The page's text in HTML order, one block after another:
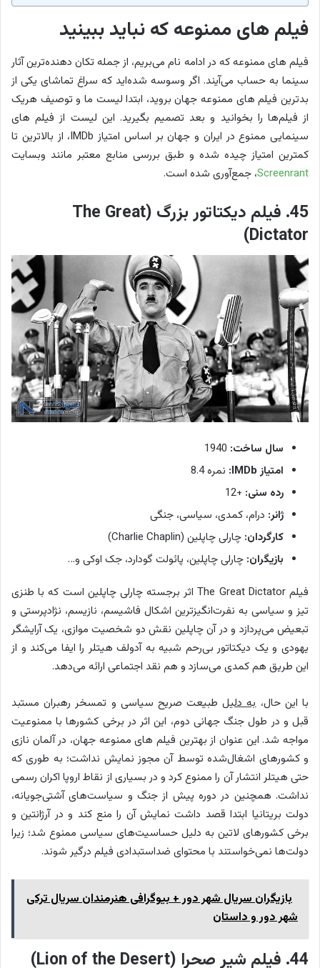
فیلم های ممنوعه که نباید ببینید
فیلم های ممنوعه که در ادامه نام می‌بریم، از جمله تکان دهنده‌ترین آثار
سینما به حساب می‌آیند. اگر وسوسه شده‌اید که سراغ تماشای یکی از
بدترین فیلم های ممنوعه جهان بروید، ابتدا لیست ما و توصیف هریک
از فیلم‌ها را بخوانید و بعد تصمیم بگیرید. این لیست از فیلم های
سینمایی ممنوع در ایران و جهان بر اساس امتیاز IMDb، از بالاترین تا
کمترین امتیاز چیده شده و طبق بررسی منابع معتبر مانند وبسایت
Screenrant، جمع‌آوری شده است.
45. فیلم دیکتاتور بزرگ (The Great
Dictator)
سال ساخت:
امتیاز IMDb:
نمره 8.4
رده سنی: +12
ژانر: درام، کمدی، سیاسی، جنگی
کارگردان: چارلی چاپلین (Charlie Chaplin)
بازیگران: چارلی چاپلین، پائولت گودارد، جک اوکی و…
فیلم The Great Dictator اثر برجسته چارلی چاپلین است که با طنزی
تیز و سیاسی به نفرت‌انگیزترین اشکال فاشیسم، نازیسم، نژادپرستی و
تبعیض می‌پردازد و در آن چاپلین نقش دو شخصیت موازی، یک آرایشگر
یهودی و یک دیکتاتور بی‌رحم شبیه به آدولف هیتلر را ایفا می‌کند و از
این طریق هم کمدی می‌سازد و هم نقد اجتماعی ارائه می‌دهد.
با این حال،به دلیلطبیعت صریح سیاسی و تمسخر رهبران مستبد
قبل و در طول جنگ جهانی دوم، این اثر در برخی کشورها با ممنوعیت
مواجه شد. این عنوان از بهترین فیلم های ممنوعه جهان، در آلمان نازی
و کشورهای اشغال‌شده توسط آن مجوز نمایش نداشت؛ به طوری که
حتی هیتلر انتشار آن را ممنوع کرد و در بسیاری از نقاط اروپا اکران رسمی
نداشت. همچنین در دوره پیش از جنگ و سیاست‌های آشتی‌جویانه،
دولت بریتانیا ابتدا قصد داشت نمایش آن را منع کند و در آرژانتین و
برخی کشورهای لاتین به دلیل حساسیت‌های سیاسی ممنوع شد؛ زیرا
دولت‌ها نمی‌خواستند با محتوای ضداستبدادی فیلم درگیر شوند.
بازیگران سریال شهر دور + بیوگرافی هنرمندان سریال ترکی
شهر دور و داستان
44. فیلم شیر صحرا (Lion of the Desert)